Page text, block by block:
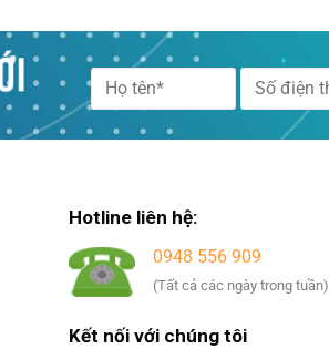
Alternative:
Hotline liên hệ:
0948 556 909
(Tất cả các ngày trong tuần)
Kết nối với chúng tôi